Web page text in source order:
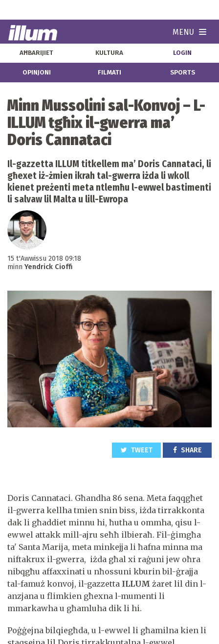
MENU
AĦBARIJIET KULTURA LOGIN
OPINJONI FILMATI SPORTS
Minn Mussolini sal-Konvoj – L-
ILLUM tgħix il-gwerra ma’
Doris Cannataci
Il-gazzetta ILLUM titkellem ma’ Doris Cannataci, li
għexet iż-żmien ikrah tal-gwerra iżda li wkoll
kienet preżenti meta ntlemħu l-ewwel bastimenti
li salvaw lil Malta u lill-Ewropa
15 t'Awwissu 2018 09:18
minn Yendrick Cioffi
TWEET SHARE
Doris Cannataci. Għandha 86 sena. Meta faqqgħet
il-gwerra kellha tmien snin biss, iżda tirrakkonta
dak li għaddiet minnu hi, ħutha u ommha, qisu l-
ewwel attakk mill-ajru seħħ ilbieraħ. Fil-ġimgħa
ta' Santa Marija, meta minkejja li ħafna minna ma
niftakrux il-gwerra, iżda għal xi raġuni jew oħra
nibqgħu affaxxinati u nħossuni kburin bil-ġrajja
tal-famuż konvoj, il-gazzetta ILLUM żaret lil din l-
anzjana u flimkien għexna l-mumenti li
mmarkawha u għamluha dik li hi.
Poġġejna bilqiegħda, u l-ewwel li għamilna kien li